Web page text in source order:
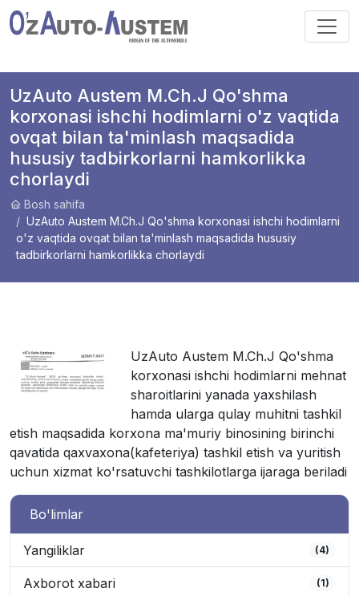
UzAuto Austem M.Ch.J Qo'shma
korxonasi ishchi hodimlarni o'z vaqtida
ovqat bilan ta'minlash maqsadida
hususiy tadbirkorlarni hamkorlikka
chorlaydi
Bosh sahifa
UzAuto Austem M.Ch.J Qo'shma korxonasi ishchi hodimlarni
o'z vaqtida ovqat bilan ta'minlash maqsadida hususiy
tadbirkorlarni hamkorlikka chorlaydi
UzAuto Austem M.Ch.J Qo'shma
korxonasi ishchi hodimlarni mehnat
sharoitlarini yanada yaxshilash
hamda ularga qulay muhitni tashkil
etish maqsadida korxona ma'muriy binosining birinchi
qavatida qaxvaxona(kafeteriya) tashkil etish va yuritish
uchun xizmat ko'rsatuvchi tashkilotlarga ijaraga beriladi
Bo'limlar
Yangiliklar (4)
Axborot xabari (1)